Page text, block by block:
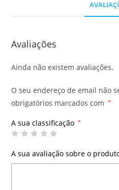
Avaliações
Ainda não existem avaliações.
O seu endereço de email não
obrigatórios marcados com
*
A sua classificação *
A sua avaliação sobre o